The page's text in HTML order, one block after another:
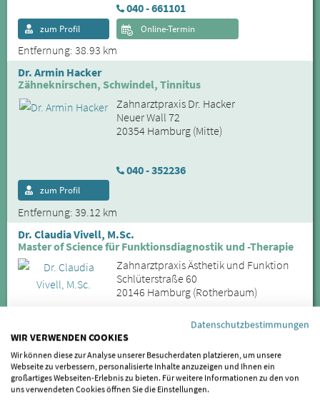
040 - 661101
Entfernung: 38.93 km
zum Profil Online-Termin
Dr. Armin Hacker
Zähneknirschen, Schwindel, Tinnitus
Zahnarztpraxis Dr. Hacker
Neuer Wall 72
20354 Hamburg (Mitte)
040 - 352236
Entfernung: 39.12 km
zum Profil
Dr. Claudia Vivell, M.Sc.
Master of Science für Funktionsdiagnostik und -Therapie
Zahnarztpraxis Ästhetik und Funktion
Schlüterstraße 60
20146 Hamburg (Rotherbaum)
040 - 410 44 19
Entfernung: 40.76 km
zum Profil
William Rodewald
Datenschutzbestimmungen
WIR VERWENDEN COOKIES
Wir können diese zur Analyse unserer Besucherdaten platzieren, um unsere
Webseite zu verbessern, personalisierte Inhalte anzuzeigen und Ihnen ein
großartiges Webseiten-Erlebnis zu bieten. Für weitere Informationen zu den von
uns verwendeten Cookies öffnen Sie die Einstellungen.